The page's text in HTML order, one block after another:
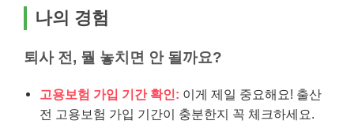
나의 경험
퇴사 전, 뭘 놓치면 안 될까요?
고용보험 가입 기간 확인: 이게 제일 중요해요! 출산
전 고용보험 가입 기간이 충분한지 꼭 체크하세요.